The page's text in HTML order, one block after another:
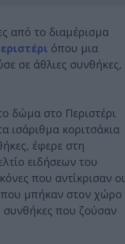
από το διαμέρισμα
όπου μια
σε άθλιες συνθήκες,
δώμα στο Περιστέρι
ισάριθμα κοριτσάκια
έφερε στη
ειδήσεων του
που αντίκρισαν οι
που μπήκαν στον χώρο
συνθήκες που ζούσαν